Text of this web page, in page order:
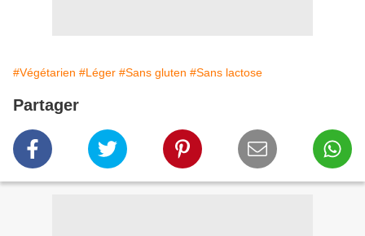
#Végétarien #Léger #Sans gluten #Sans lactose
Partager